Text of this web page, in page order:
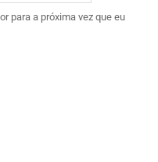
para a próxima vez que eu